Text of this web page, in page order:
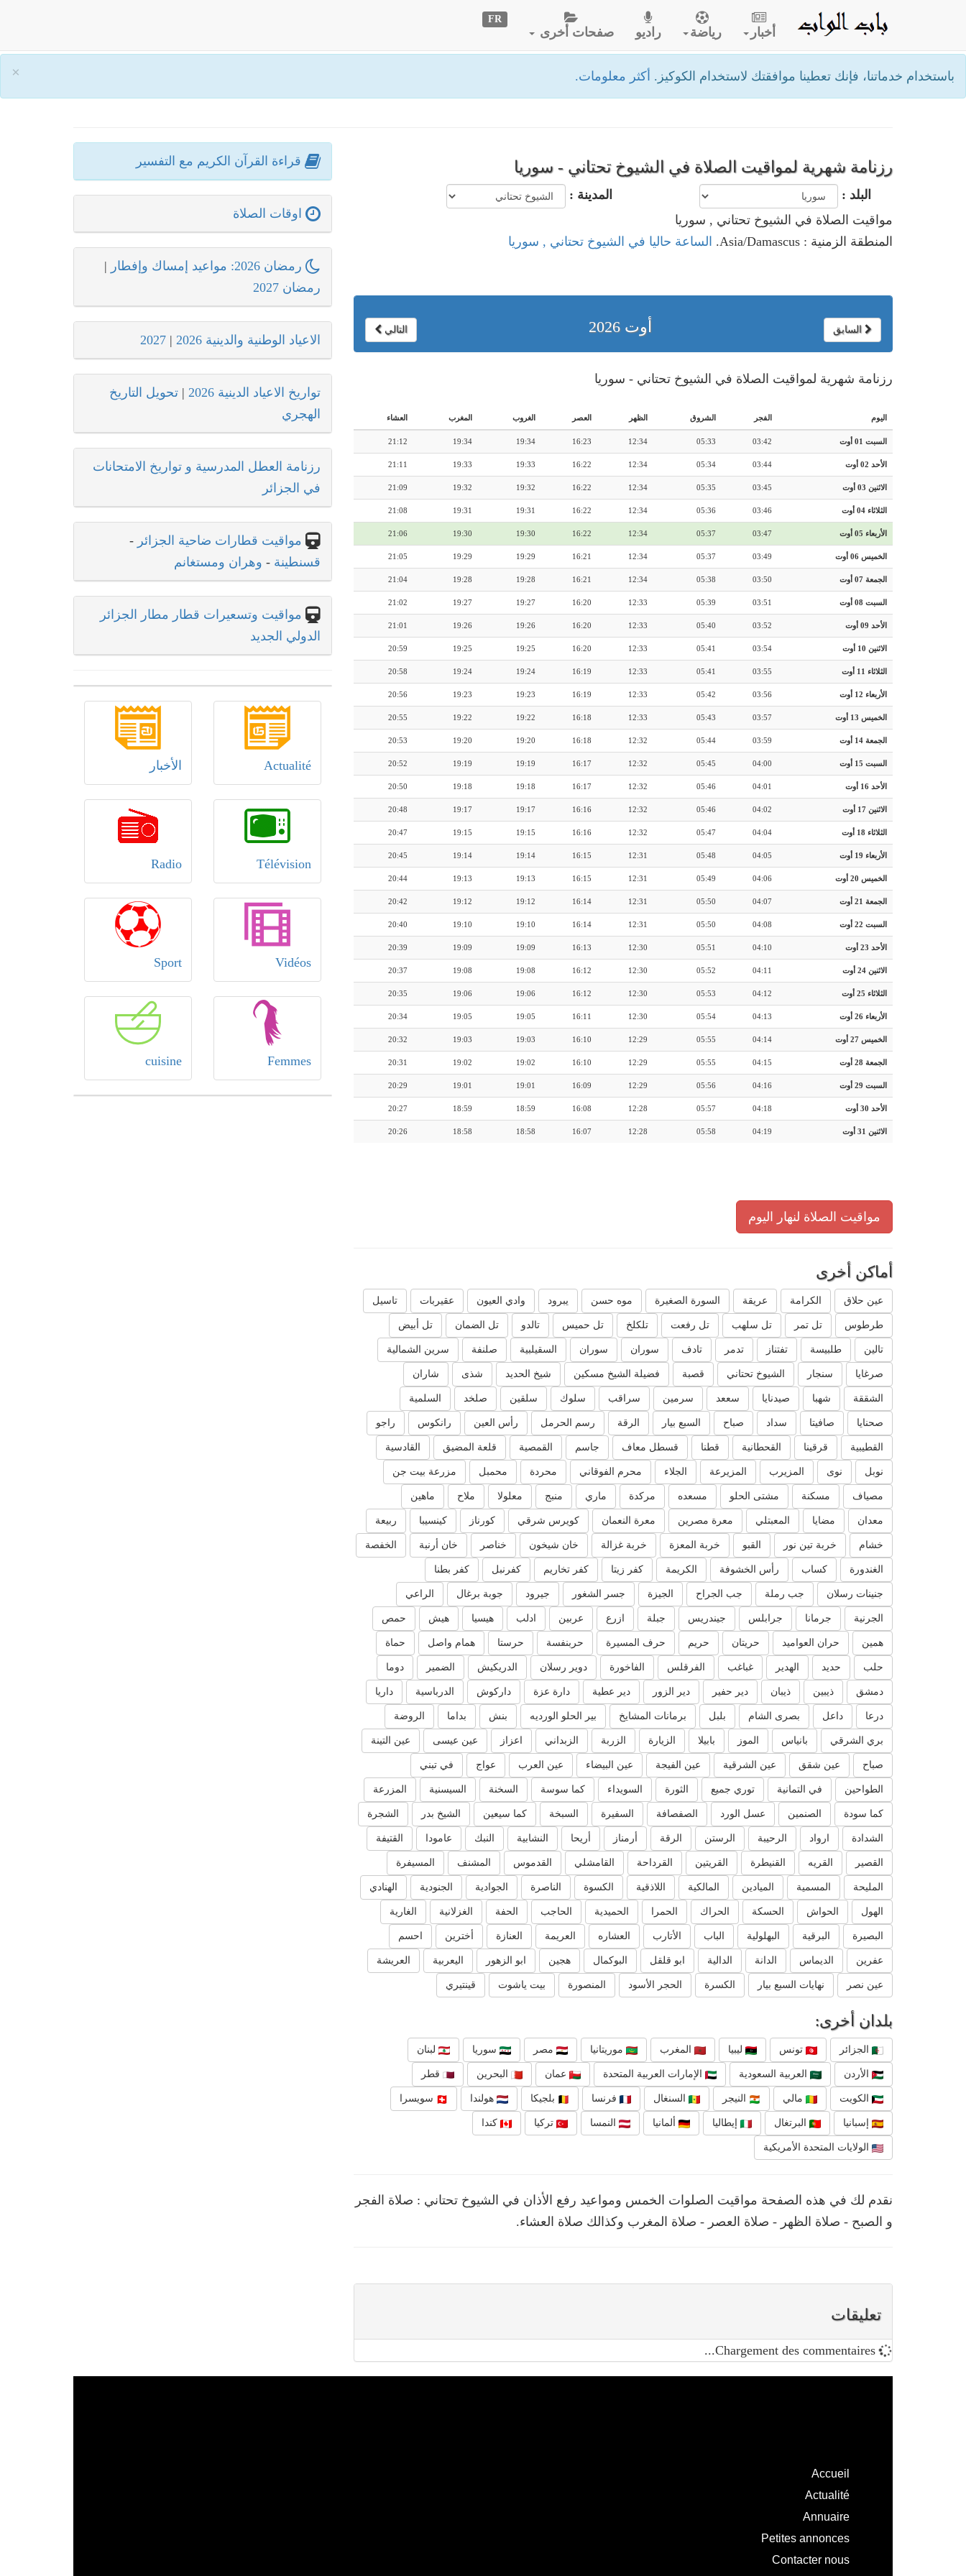
× باستخدام خدماتنا، فإنك تعطينا موافقتك لاستخدام الكوكيز. أكثر معلومات.
أخبار رياضة راديو صفحات أخرى
FR
رزنامة شهرية لمواقيت الصلاة في الشيوخ تحتاني - سوريا
البلد :
المدينة :
مواقيت الصلاة في الشيوخ تحتاني , سوريا
المنطقة الزمنية : Asia/Damascus.
الساعة حاليا في الشيوخ تحتاني , سوريا
السابق أوت 2026 التالي
رزنامة شهرية لمواقيت الصلاة في الشيوخ تحتاني - سوريا
اليوم الفجر الشروق الظهر العصر الغروب المغرب العشاء
السبت 01 أوت 03:42
05:33
12:34
16:23
19:34
19:34
21:12
الأحد 02 أوت 03:44
05:34
12:34
16:22
19:33
19:33
21:11
الاثنين 03 أوت 03:45
05:35
12:34
16:22
19:32
19:32
21:09
الثلاثاء 04 أوت 03:46
05:36
12:34
16:22
19:31
19:31
21:08
الأربعاء 05 أوت 03:47
05:37
12:34
16:22
19:30
19:30
21:06
الخميس 06 أوت 03:49
05:37
12:34
16:21
19:29
19:29
21:05
الجمعة 07 أوت 03:50
05:38
12:34
16:21
19:28
19:28
21:04
السبت 08 أوت 03:51
05:39
12:33
16:20
19:27
19:27
21:02
الأحد 09 أوت 03:52
05:40
12:33
16:20
19:26
19:26
21:01
الاثنين 10 أوت 03:54
05:41
12:33
16:20
19:25
19:25
20:59
الثلاثاء 11 أوت 03:55
05:41
12:33
16:19
19:24
19:24
20:58
الأربعاء 12 أوت 03:56
05:42
12:33
16:19
19:23
19:23
20:56
الخميس 13 أوت 03:57
05:43
12:33
16:18
19:22
19:22
20:55
الجمعة 14 أوت 03:59
05:44
12:32
16:18
19:20
19:20
20:53
السبت 15 أوت 04:00
05:45
12:32
16:17
19:19
19:19
20:52
الأحد 16 أوت 04:01
05:46
12:32
16:17
19:18
19:18
20:50
الاثنين 17 أوت 04:02
05:46
12:32
16:16
19:17
19:17
20:48
الثلاثاء 18 أوت 04:04
05:47
12:32
16:16
19:15
19:15
20:47
الأربعاء 19 أوت 04:05
05:48
12:31
16:15
19:14
19:14
20:45
الخميس 20 أوت 04:06
05:49
12:31
16:15
19:13
19:13
20:44
الجمعة 21 أوت 04:07
05:50
12:31
16:14
19:12
19:12
20:42
السبت 22 أوت 04:08
05:50
12:31
16:14
19:10
19:10
20:40
الأحد 23 أوت 04:10
05:51
12:30
16:13
19:09
19:09
20:39
الاثنين 24 أوت 04:11
05:52
12:30
16:12
19:08
19:08
20:37
الثلاثاء 25 أوت 04:12
05:53
12:30
16:12
19:06
19:06
20:35
الأربعاء 26 أوت 04:13
05:54
12:30
16:11
19:05
19:05
20:34
الخميس 27 أوت 04:14
05:55
12:29
16:10
19:03
19:03
20:32
الجمعة 28 أوت 04:15
05:55
12:29
16:10
19:02
19:02
20:31
السبت 29 أوت 04:16
05:56
12:29
16:09
19:01
19:01
20:29
الأحد 30 أوت 04:18
05:57
12:28
16:08
18:59
18:59
20:27
الاثنين 31 أوت 04:19
05:58
12:28
16:07
18:58
18:58
20:26
مواقيت الصلاة لنهار اليوم
أماكن أخرى
عين حلاق الكرامة عريقة السورة الصغيرة موه حسن يبرود وادي العيون عقيربات تاسيل
طرطوس تل تمر تل سلهب تل رفعت تلكلخ تل حميس تالدو تل الضمان تل أبيض
تالين طلبيسة تفتناز تدمر تادف سوران سوران السقيلبية صلنفة سرين الشمالية
صرغايا سنجار الشيوخ تحتاني قصبة فضيلة الشيخ مسكين شيخ الحديد شذى شاران
الشققة شهبا صيدنايا سععد سرمين سراقب سلوك سلقين صلخد السلمية
صحنايا صافيتا سداد صباح السبع بيار الرقة رسم الحرمل رأس العين رانكوس راجو
القطيبية قرقينا القحطانية قطنا قسطل معاف جاسم القمصية قلعة المضيق القادسية
نوبل نوى المزيرب المزيرعة الجلاء محرم الفوقاني محردة محمبل مزرعة بيت جن
مصياف مسكنة مشتى الحلو مسعده مركدة ماري منبج معلولا ملاح ماهين
معدان مضايا المعبتلي معرة مصرين معرة النعمان كويرس شرقي كورناز كينسيبا ربيعة
خشام خربة تين نور القبو خربة المعزة خربة غزالة خان شيخون خناصر خان أرنبة الخفصة
الغندورة كساب رأس الخشوفة الكريمة كفر زيتا كفر تخاريم كفرنبل كفر بطنا
جنينات رسلان جب رملة جب الجراح الجيزة جسر الشغور جيرود جوبة برغال الراعي
الجرنية جرمانا جرابلس جيندريس جبلة ازرع عربين ادلب هيسيا هيش حمص
همين حران العواميد حريتان حريم حرف المسيرة حربنفسة حرستا همام واصل حماة
حلب حديد الهدير غباغب الفرقلس الفاخورة دوير رسلان الدريكيش الضمير دوما
دمشق ذيبين ذيبان دير حفير دير الزور دير عطية دارة عزة داركوش الدرباسية داريا
درعا داعل بصرى الشام بلبل برمانات المشايخ بير الحلو الورديه بنش بداما الروضة
بري الشرقي بانياس الموز بابيلا الزيارة الزربة الزبداني اعزاز عين عيسى عين التينة
صباح عين شقق عين الشرقية عين الفيجة عين البيضاء عين العرب عواج في تبني
الطواحين في التمانية توري جميع الثورة السويداء كما سوسة السخنة السيسنية المزرعة
كما سودة الصنمين عسل الورد الصفصافة السفيرة السبخة كما سيعين الشيخ بدر الشجرة
الشدادة ارواد الرحيبة الرستن الرقة أرمناز أريحا النشابية النبك عامودا القتيفة
القصير القريه القنيطرة القريتين القرداحة القامشلي القدموس المشنف المسيفرة
المليحة المسمية الميادين المالكية اللاذقية الكسوة الناصرة الجوادية الجنودية الهنادي
الهول الحواش الحسكة الحراك الحمرا الحميدية الحاجب الحفة الغزلانية الغارية
البصيرة البرقية البهلولية الباب الأتارب العشاره العريمة العنازة أخترين احسم
عفرين الديماس الدانة الدالية ابو قلقل البوكمال هجين ابو الزهور اليعربية العريشة
عين نصر نهايات السبع بيار الكسرة الحجر الأسود المنصورة بيت ياشوت قينتيري
بلدان أخرى:
الجزائر تونس ليبيا المغرب موريتانيا مصر سوريا لبنان
الأردن العربية السعودية الإمارات العربية المتحدة عمان البحرين قطر
الكويت مالي النيجر السنغال فرنسا بلجيكا هولندا سويسرا
إسبانيا البرتغال إيطاليا ألمانيا النمسا تركيا كندا
الولايات المتحدة الأمريكية
نقدم لك في هذه الصفحة مواقيت الصلوات الخمس ومواعيد رفع الأذان في الشيوخ تحتاني : صلاة الفجر
و الصبح - صلاة الظهر - صلاة العصر - صلاة المغرب وكذالك صلاة العشاء.
تعليقات
Chargement des commentaires...
قراءة القرآن الكريم مع التفسير
اوقات الصلاة
رمضان 2026: مواعيد إمساك وإفطار
|
رمضان 2027
الاعياد الوطنية والدينية 2026 |
2027
تواريخ الاعياد الدينية 2026 | تحويل التاريخ
الهجري
رزنامة العطل المدرسية و تواريخ الامتحانات
في الجزائر
مواقيت قطارات ضاحية الجزائر -
قسنطينة - وهران ومستغانم
مواقيت وتسعيرات قطار مطار الجزائر
الدولي الجديد
Actualité الأخبار
Télévision
Radio
Vidéos
Sport
Femmes
cuisine
Accueil
Actualité
Annuaire
Petites annonces
Contacter nous